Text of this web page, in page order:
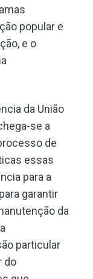
popular e
e o
da União
se a
de
essas
para a
garantir
da
particular
do